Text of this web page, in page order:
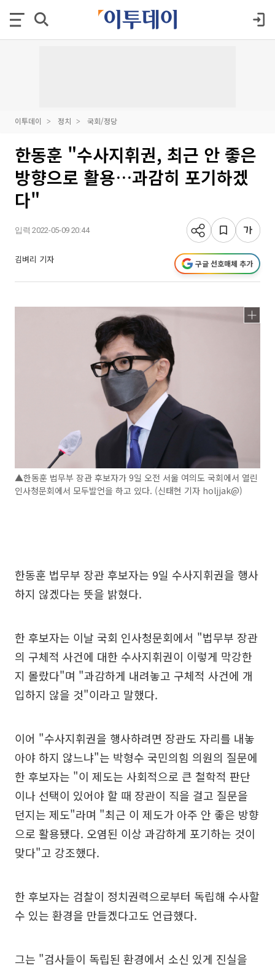
이투데이 정치 국회/정당
한동훈 "수사지휘권, 최근 안 좋은
방향으로 활용…과감히 포기하겠
다"
입력 2022-05-09 20:44
김벼리 기자 구글 선호매체 추가
▲한동훈 법무부 장관 후보자가 9일 오전 서울 여의도 국회에서 열린
인사청문회에서 모두발언을 하고 있다. (신태현 기자 holjjak@)
한동훈 법무부 장관 후보자는 9일 수사지휘권을 행사
하지 않겠다는 뜻을 밝혔다.
한 후보자는 이날 국회 인사청문회에서 "법무부 장관
의 구체적 사건에 대한 수사지휘권이 이렇게 막강한
지 몰랐다"며 "과감하게 내려놓고 구체적 사건에 개
입하지 않을 것"이라고 말했다.
이어 "수사지휘권을 행사하려면 장관도 자리를 내놓
아야 하지 않느냐"는 박형수 국민의힘 의원의 질문에
한 후보자는 "이 제도는 사회적으로 큰 철학적 판단
이나 선택이 있어야 할 때 장관이 직을 걸고 질문을
던지는 제도"라며 "최근 이 제도가 아주 안 좋은 방향
으로 활용됐다. 오염된 이상 과감하게 포기하는 것이
맞다"고 강조했다.
한 후보자는 검찰이 정치권력으로부터 독립해 수사할
수 있는 환경을 만들겠다고도 언급했다.
그는 "검사들이 독립된 환경에서 소신 있게 진실을